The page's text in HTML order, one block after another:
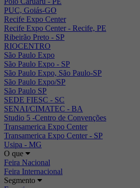
PUC, Goiás-GO
Recife Expo Center
Recife Expo Center - Recife, PE
Ribeirão Preto - SP
RIOCENTRO
São Paulo Expo
São Paulo Expo - SP
São Paulo Expo, São Paulo-SP
São Paulo Expo/SP
São Paulo SP
SEDE FIESC - SC
SENAI/CIMATEC - BA
Studio 5 -Centro de Convenções
Transamerica Expo Center
Transamerica Expo Center - SP
Usipa - MG
O que
Feira Nacional
Feira Internacional
Segmento